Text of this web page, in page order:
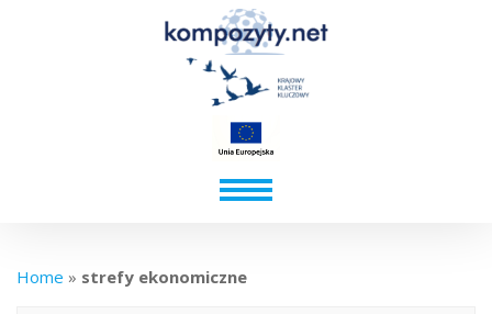
Home » strefy ekonomiczne